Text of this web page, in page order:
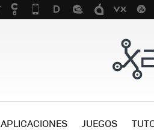
APLICACIONES JUEGOS